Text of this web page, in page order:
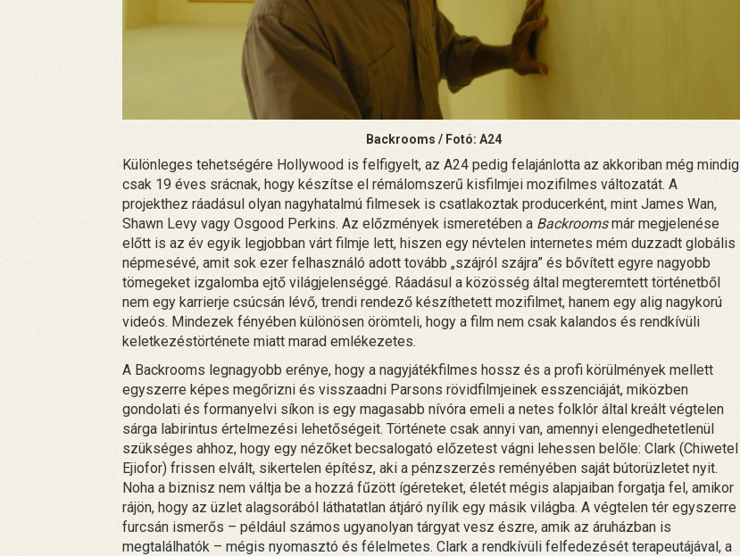
Backrooms / Fotó: A24
Különleges tehetségére Hollywood is felfigyelt, az A24 pedig felajánlotta az akkoriban még mindig
csak 19 éves srácnak, hogy készítse el rémálomszerű kisfilmjei mozifilmes változatát. A
projekthez ráadásul olyan nagyhatalmú filmesek is csatlakoztak producerként, mint James Wan,
Shawn Levy vagy Osgood Perkins. Az előzmények ismeretében a Backroomsmár megjelenése
előtt is az év egyik legjobban várt filmje lett, hiszen egy névtelen internetes mém duzzadt globális
népmesévé, amit sok ezer felhasználó adott tovább „szájról szájra” és bővített egyre nagyobb
tömegeket izgalomba ejtő világjelenséggé. Ráadásul a közösség által megteremtett történetből
nem egy karrierje csúcsán lévő, trendi rendező készíthetett mozifilmet, hanem egy alig nagykorú
videós. Mindezek fényében különösen örömteli, hogy a film nem csak kalandos és rendkívüli
keletkezéstörténete miatt marad emlékezetes.
A Backrooms legnagyobb erénye, hogy a nagyjátékfilmes hossz és a profi körülmények mellett
egyszerre képes megőrizni és visszaadni Parsons rövidfilmjeinek esszenciáját, miközben
gondolati és formanyelvi síkon is egy magasabb nívóra emeli a netes folklór által kreált végtelen
sárga labirintus értelmezési lehetőségeit. Története csak annyi van, amennyi elengedhetetlenül
szükséges ahhoz, hogy egy nézőket becsalogató előzetest vágni lehessen belőle: Clark (Chiwetel
Ejiofor) frissen elvált, sikertelen építész, aki a pénzszerzés reményében saját bútorüzletet nyit.
Noha a biznisz nem váltja be a hozzá fűzött ígéreteket, életét mégis alapjaiban forgatja fel, amikor
rájön, hogy az üzlet alagsorából láthatatlan átjáró nyílik egy másik világba. A végtelen tér egyszerre
furcsán ismerős – például számos ugyanolyan tárgyat vesz észre, amik az áruházban is
megtalálhatók – mégis nyomasztó és félelmetes. Clark a rendkívüli felfedezését terapeutájával, a